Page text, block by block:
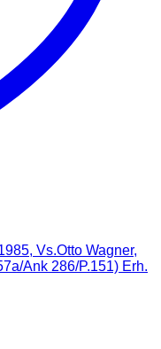
Vs.Otto Wagner,
Ank 286/P.151) Erh.